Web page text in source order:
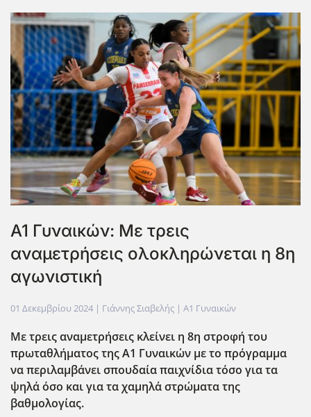
A1 Γυναικών: Με τρεις
αναμετρήσεις ολοκληρώνεται η 8η
αγωνιστική
01 Δεκεμβρίου 2024 | Γιάννης Σιαβελής | Α1 Γυναικών
Με τρεις αναμετρήσεις κλείνει η 8η στροφή του
πρωταθλήματος της Α1 Γυναικών με το πρόγραμμα
να περιλαμβάνει σπουδαία παιχνίδια τόσο για τα
ψηλά όσο και για τα χαμηλ΄α στρώματα της
βαθμολογίας.